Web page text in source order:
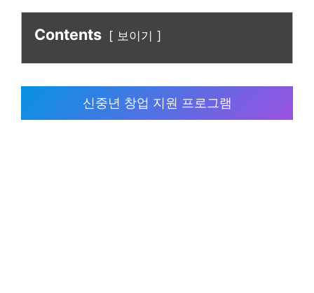
Contents 보이기
신중년 창업 지원 프로그램